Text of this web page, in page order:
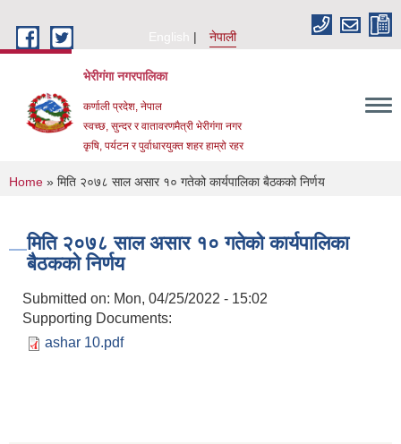
English
नेपाली
भेरीगंगा नगरपालिका
कर्णाली प्रदेश, नेपाल
स्वच्छ, सुन्दर र वातावरणमैत्री भेरीगंगा नगर
कृषि, पर्यटन र पुर्वाधारयुक्त शहर हाम्रो रहर
You are here
Home » मिति २०७८ साल असार १० गतेको कार्यपालिका बैठकको निर्णय
मिति २०७८ साल असार १० गतेको कार्यपालिका
बैठकको निर्णय
Submitted on: Mon, 04/25/2022 - 15:02
Supporting Documents:
ashar 10.pdf